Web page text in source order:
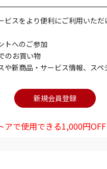
スをより便利にご利用いただ
トへのご参加
のお買い物
や新商品・サービス情報、ス
で使用できる1,000円